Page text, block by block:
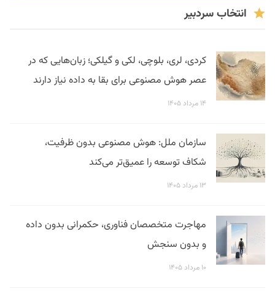
انتخاب سردبیر
کردی، لری، بلوچی، لکی و گیلکی؛ زبان‌هایی که در
عصر هوش مصنوعی برای بقا به داده نیاز دارند
۱۴ مرداد ۱۴۰۵
سازمان ملل: هوش مصنوعی بدون ظرفیت،
شکاف توسعه را عمیق‌تر می‌کند
۱۳ مرداد ۱۴۰۵
مهاجرت متخصصان فناوری، حکمرانی بدون داده
و بدون سنجش
۱۰ مرداد ۱۴۰۵